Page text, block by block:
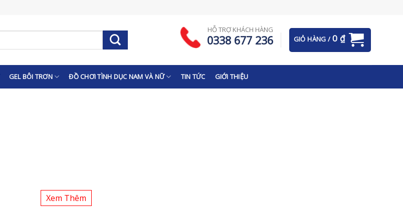
HỖ TRỢ KHÁCH HÀNG
0338 677 236 GIỎ HÀNG / 0 ₫
GEL BÔI TRƠN ĐỒ CHƠI TÌNH DỤC NAM VÀ NỮ TIN TỨC GIỚI THIỆU
Xem Thêm